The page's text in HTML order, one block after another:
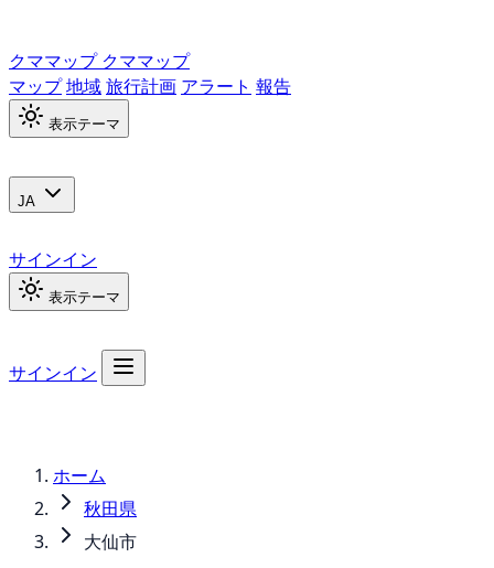
クママップ クママップ
マップ地域旅行計画 アラート 報告
表示テーマ
JA
サインイン
表示テーマ
サインイン
ホーム
秋田県
大仙市